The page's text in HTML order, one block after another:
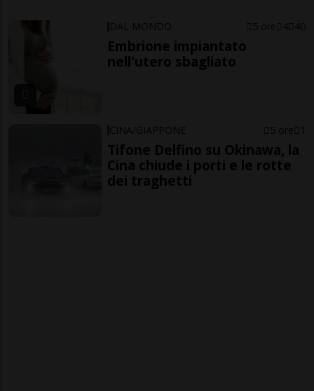
DAL MONDO 5 ore 4 40
Embrione impiantato
nell'utero sbagliato
CINA/GIAPPONE 5 ore 1
Tifone Delfino su Okinawa, la
Cina chiude i porti e le rotte
dei traghetti